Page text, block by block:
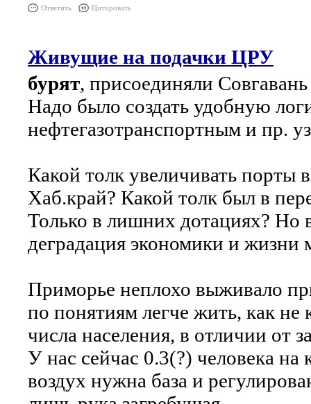
Ответить Цитировать
Живущие на подачки ЦРУ
бурят, присоединяли
Надо было создать удобную
нефтегазотранспортным и пр.
Какой толк увеличивать порты
Хаб.край? Какой толк был в
Только в лишних дотациях? Но
деградация экономики и жизни
Приморье неплохо выживало
по понятиям легче жить, как не
числа населения, в отличии от
У нас сейчас 0.3(?) человека
воздух нужна база и